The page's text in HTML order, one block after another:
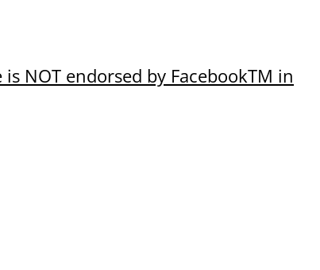
NOT endorsed by FacebookTM in